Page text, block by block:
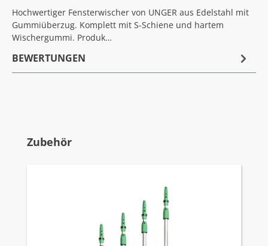
Hochwertiger Fensterwischer von UNGER aus Edelstahl mit
Gummiüberzug. Komplett mit S-Schiene und hartem
Wischergummi. Produk…
BEWERTUNGEN
Produktgalerie überspringen
Zubehör